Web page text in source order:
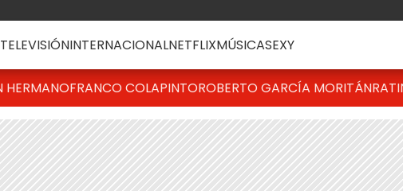
TELEVISIÓNINTERNACIONALNETFLIXMÚSICASEXY
HERMANOFRANCO COLAPINTOROBERTO GARCÍA MORITÁN